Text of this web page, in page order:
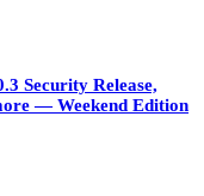
Security Release,
— Weekend Edition